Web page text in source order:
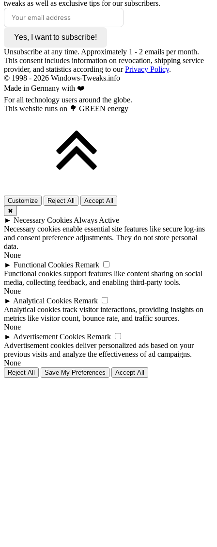
tweaks as well as exclusive tips for our subscribers.
Yes, I want to subscribe!
Unsubscribe at any time. Approximately 1 - 2 emails per month.
This consent includes information on revocation, shipping service
provider, and statistics according to ourPrivacy Policy.
© 1998 - 2026 Windows-Tweaks.info
Made in Germany with ❤️
For all technology users around the globe.
This website runs on 🌳 GREEN energy
Customize Reject All
Accept All
✖
► Necessary Cookies Always Active
Necessary cookies enable essential site features like secure log-ins
and consent preference adjustments. They do not store personal
data.
None
► Functional Cookies Remark
Functional cookies support features like content sharing on social
media, collecting feedback, and enabling third-party tools.
None
► Analytical Cookies Remark
Analytical cookies track visitor interactions, providing insights on
metrics like visitor count, bounce rate, and traffic sources.
None
► Advertisement Cookies Remark
Advertisement cookies deliver personalized ads based on your
previous visits and analyze the effectiveness of ad campaigns.
None
Reject All Save My Preferences Accept All